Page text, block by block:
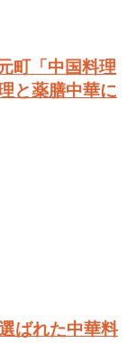
町「中国料理
と薬膳中華に
ばれた中華料